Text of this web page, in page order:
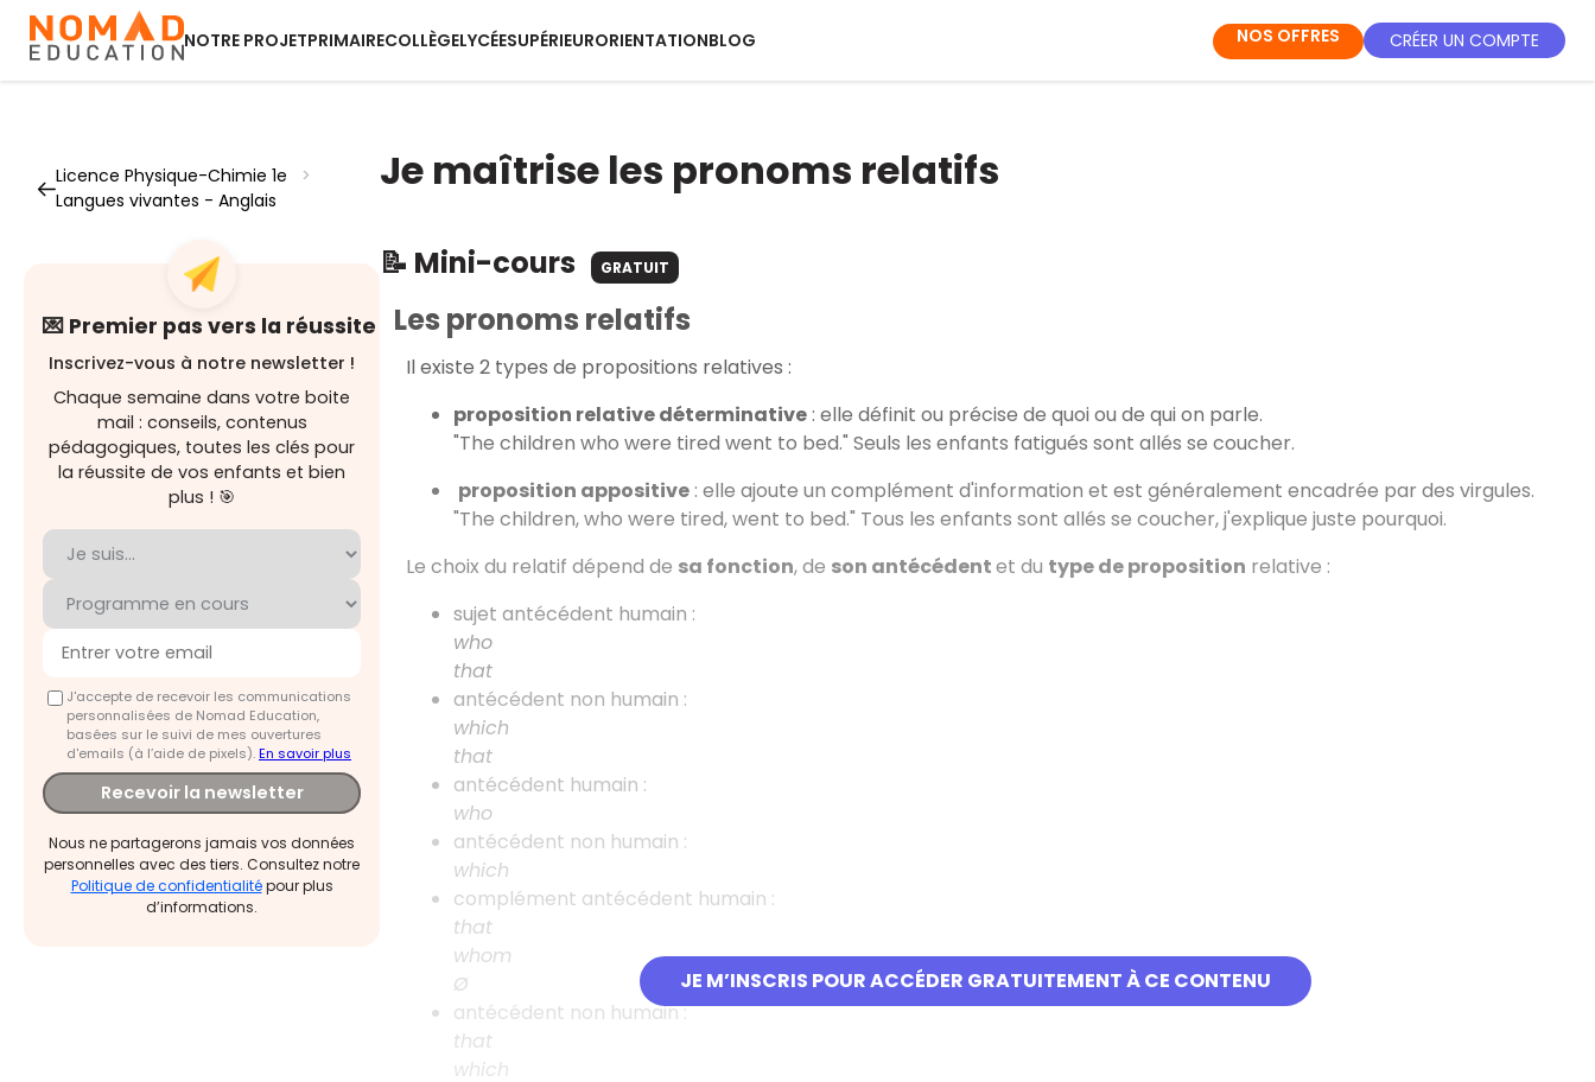
NOTRE PROJETPRIMAIRECOLLÈGELYCÉESUPÉRIEURORIENTATIONBLOG NOS OFFRES CRÉER UN COMPTE
Licence Physique-Chimie 1e
>
Langues vivantes - Anglais
💌 Premier pas vers la réussite
Inscrivez-vous à notre newsletter !
Chaque semaine dans votre boite
mail : conseils, contenus
pédagogiques, toutes les clés pour
la réussite de vos enfants et bien
plus ! 🎯
J'accepte de recevoir les communications
personnalisées de Nomad Education,
basées sur le suivi de mes ouvertures
d'emails (à l’aide de pixels).En savoir plus
Recevoir la newsletter
Nous ne partagerons jamais vos données
personnelles avec des tiers. Consultez notre
Politique de confidentialitépour plus
d’informations.
Je maîtrise les pronoms relatifs
📝 Mini-cours GRATUIT
JE M’INSCRIS POUR ACCÉDER GRATUITEMENT À CE CONTENU
Les pronoms relatifs
Il existe 2 types de propositions relatives :
proposition relative déterminative: elle définit ou précise de quoi ou de qui on parle.
"The children who were tired went to bed." Seuls les enfants fatigués sont allés se coucher.
proposition appositive: elle ajoute un complément d'information et est généralement encadrée par des virgules.
"The children, who were tired, went to bed." Tous les enfants sont allés se coucher, j'explique juste pourquoi.
Le choix du relatif dépend de sa fonction, de son antécédentet du type de proposition relative :
sujet antécédent humain :
who
that
antécédent non humain :
which
that
antécédent humain :
who
antécédent non humain :
which
complément antécédent humain :
that
whom
Ø
antécédent non humain :
that
which